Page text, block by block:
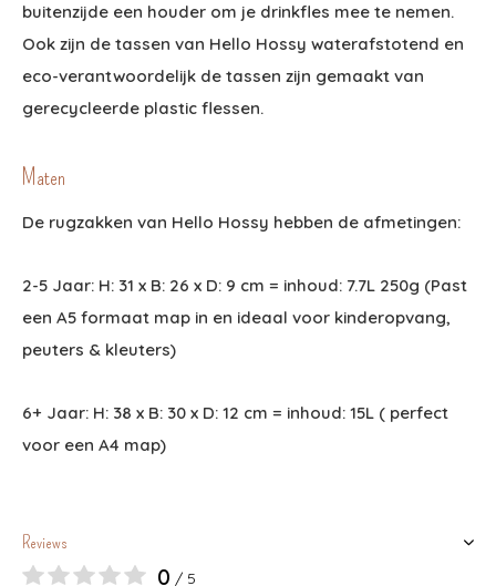
buitenzijde een houder om je drinkfles mee te nemen.
Ook zijn de tassen van Hello Hossy waterafstotend en
eco-verantwoordelijk de tassen zijn gemaakt van
gerecycleerde plastic flessen.
Maten
De rugzakken van Hello Hossy hebben de afmetingen:
2-5 Jaar: H: 31 x B: 26 x D: 9 cm = inhoud: 7.7L 250g (Past
een A5 formaat map in en ideaal voor kinderopvang,
peuters & kleuters)
6+ Jaar: H: 38 x B: 30 x D: 12 cm = inhoud: 15L ( perfect
voor een A4 map)
Reviews
0 / 5